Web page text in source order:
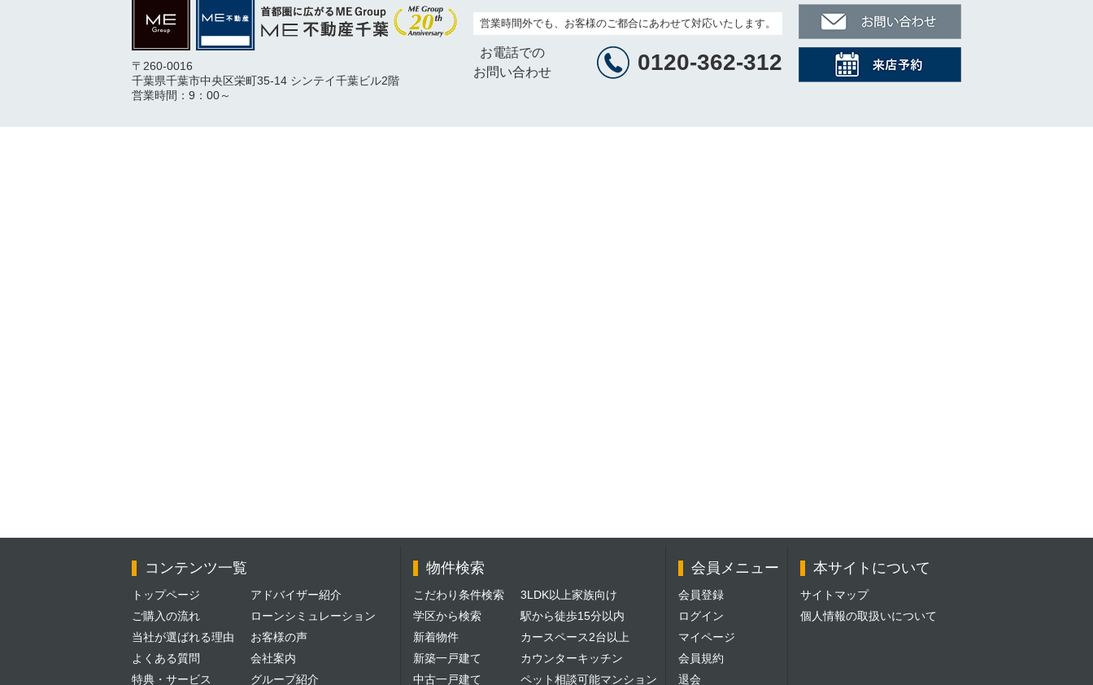
〒260-0016
千葉県千葉市中央区栄町35-14 シンテイ千葉ビル2階
営業時間：9：00～
営業時間外でも、お客様のご都合にあわせて対応いたします。
お電話での
お問い合わせ
0120-362-312
コンテンツ一覧
トップページ
ご購入の流れ
当社が選ばれる理由
よくある質問
特典・サービス
アドバイザー紹介
ローンシミュレーション
お客様の声
会社案内
グループ紹介
物件検索
こだわり条件検索
学区から検索
新着物件
新築一戸建て
中古一戸建て
3LDK以上家族向け
駅から徒歩15分以内
カースペース2台以上
カウンターキッチン
ペット相談可能マンション
会員メニュー
会員登録
ログイン
マイページ
会員規約
退会
本サイトについて
サイトマップ
個人情報の取扱いについて